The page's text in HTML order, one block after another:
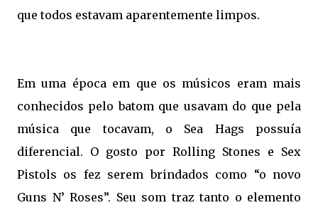
que todos estavam aparentemente limpos.
Em uma época em que os músicos eram mais
conhecidos pelo batom que usavam do que pela
música que tocavam, o Sea Hags possuía
diferencial. O gosto por Rolling Stones e Sex
Pistols os fez serem brindados como “o novo
Guns N’ Roses”. Seu som traz tanto o elemento